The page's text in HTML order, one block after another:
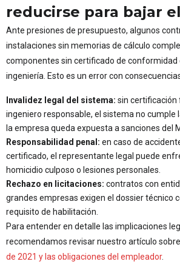
reducirse para bajar
Ante presiones de presupuesto, algunos
instalaciones sin memorias de cálculo
componentes sin certificado de conformidad
ingeniería. Esto es un error con
Invalidez legal del sistema: sin certificación
ingeniero responsable, el sistema no cumple
la empresa queda expuesta a sanciones del
Responsabilidad penal: en caso de
certificado, el representante legal puede
homicidio culposo o lesiones personales.
Rechazo en licitaciones: contratos con
grandes empresas exigen el dossier técnico
requisito de habilitación.
Para entender en detalle las implicaciones
recomendamos revisar nuestro artículo
de 2021 y las obligaciones del empleador.